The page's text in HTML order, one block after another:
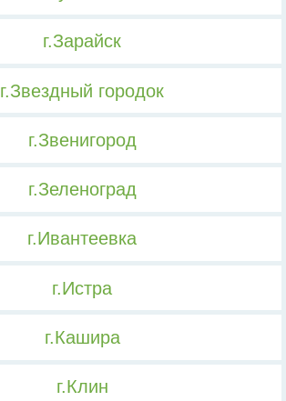
г.Зарайск
г.Звездный городок
г.Звенигород
г.Зеленоград
г.Ивантеевка
г.Истра
г.Кашира
г.Клин